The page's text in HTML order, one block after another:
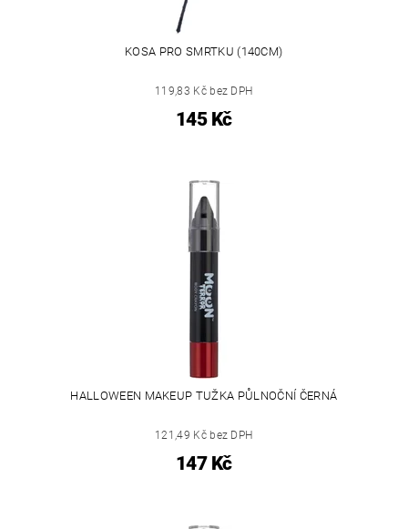
KOSA PRO SMRTKU (140CM)
119,83 Kč bez DPH
145 Kč
HALLOWEEN MAKEUP TUŽKA PŮLNOČNÍ ČERNÁ
121,49 Kč bez DPH
147 Kč